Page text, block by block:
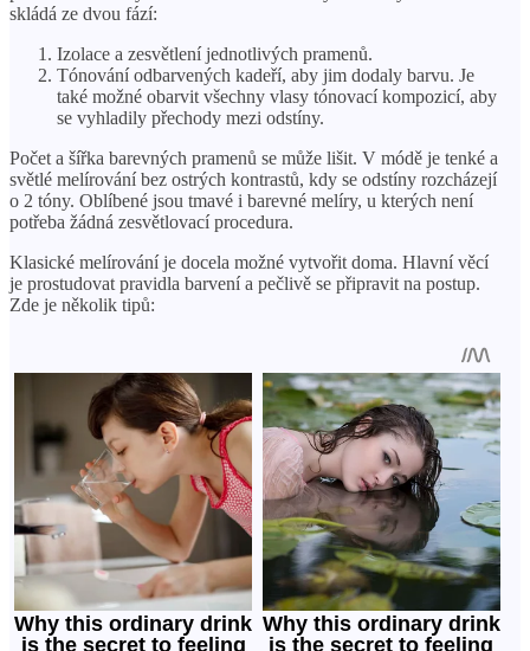
skládá ze dvou fází:
Izolace a zesvětlení jednotlivých pramenů.
Tónování odbarvených kadeří, aby jim dodaly barvu. Je
také možné obarvit všechny vlasy tónovací kompozicí, aby
se vyhladily přechody mezi odstíny.
Počet a šířka barevných pramenů se může lišit. V módě je tenké a
světlé melírování bez ostrých kontrastů, kdy se odstíny rozcházejí
o 2 tóny. Oblíbené jsou tmavé i barevné melíry, u kterých není
potřeba žádná zesvětlovací procedura.
Klasické melírování je docela možné vytvořit doma. Hlavní věcí
je prostudovat pravidla barvení a pečlivě se připravit na postup.
Zde je několik tipů: